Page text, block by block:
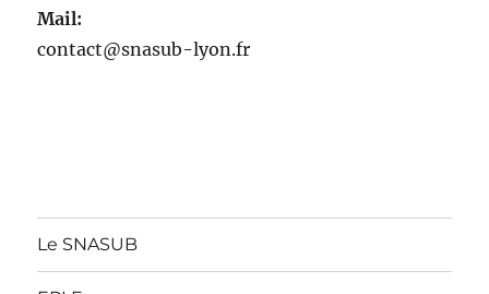
Mail:
contact@snasub-lyon.fr
Le SNASUB